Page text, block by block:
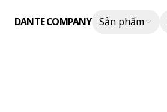
DANTE COMPANY Sản phẩm